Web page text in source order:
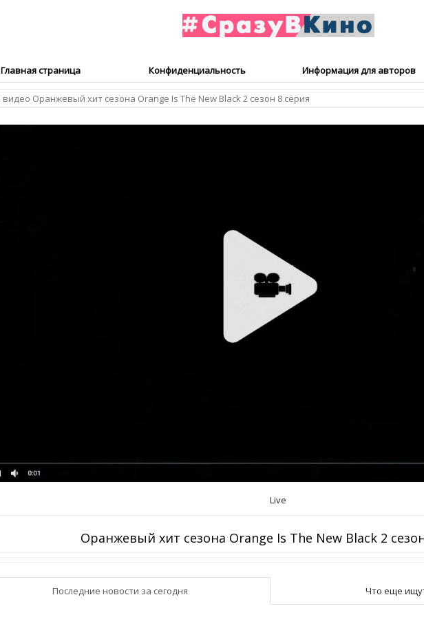
Главная страница Конфиденциальность Информация для авторов
Live
Оранжевый хит сезона Orange Is The New Black 2
Последние новости за сегодня Что еще